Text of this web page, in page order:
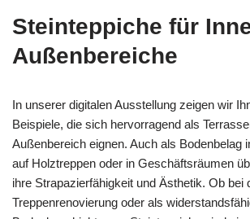
Steinteppiche für
Außenbereiche
In unserer digitalen Ausstellung zeigen wir
Beispiele, die sich hervorragend als
Außenbereich eignen. Auch als Bodenbelag
auf Holztreppen oder in Geschäftsräumen
ihre Strapazierfähigkeit und Ästhetik. Ob bei
Treppenrenovierung oder als